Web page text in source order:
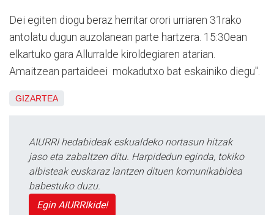
Dei egiten diogu beraz herritar orori urriaren 31rako
antolatu dugun auzolanean parte hartzera. 15:30ean
elkartuko gara Allurralde kiroldegiaren atarian.
Amaitzean partaideei mokadutxo bat eskainiko diegu".
GIZARTEA
AIURRI hedabideak eskualdeko nortasun hitzak
jaso eta zabaltzen ditu. Harpidedun eginda, tokiko
albisteak euskaraz lantzen dituen komunikabidea
babestuko duzu.
Egin AIURRIkide!